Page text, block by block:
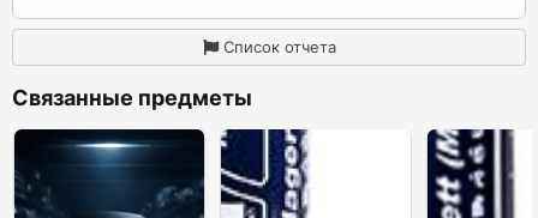
Список отчета
Связанные предметы